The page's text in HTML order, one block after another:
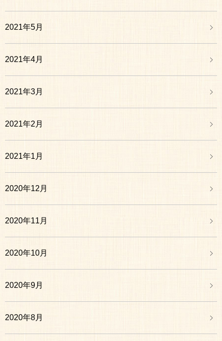
2021年5月
2021年4月
2021年3月
2021年2月
2021年1月
2020年12月
2020年11月
2020年10月
2020年9月
2020年8月